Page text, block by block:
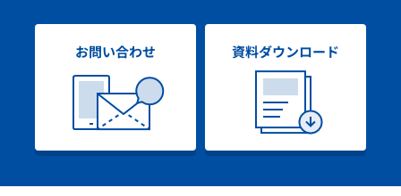
お問い合わせ 資料ダウンロード